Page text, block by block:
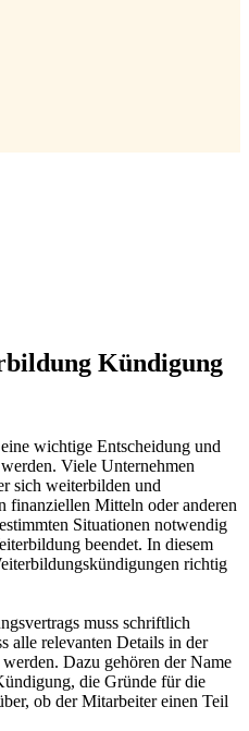
Kündigung
wichtige Entscheidung und
Viele Unternehmen
sich weiterbilden und
finanziellen Mitteln oder anderen
Situationen notwendig
beendet. In diesem
richtig
muss schriftlich
alle relevanten Details in der
Dazu gehören der Name
die Gründe für die
ob der Mitarbeiter einen Teil